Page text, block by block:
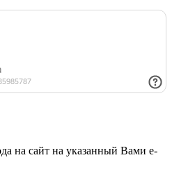
на сайт на указанный Вами e-